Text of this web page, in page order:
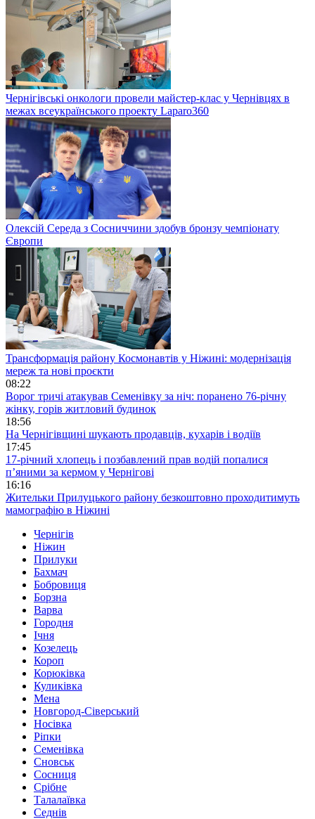
Чернігівські онкологи провели майстер-клас у Чернівцях в
межах всеукраїнського проекту Laparo360
Олексій Середа з Сосниччини здобув бронзу чемпіонату
Європи
Трансформація району Космонавтів у Ніжині: модернізація
мереж та нові проєкти
08:22
Ворог тричі атакував Семенівку за ніч: поранено 76-річну
жінку, горів житловий будинок
18:56
На Чернігівщині шукають продавців, кухарів і водіїв
17:45
17-річний хлопець і позбавлений прав водій попалися
п’яними за кермом у Чернігові
16:16
Жительки Прилуцького району безкоштовно проходитимуть
мамографію в Ніжині
Чернігів
Ніжин
Прилуки
Бахмач
Бобровиця
Борзна
Варва
Городня
Ічня
Козелець
Короп
Корюківка
Куликівка
Мена
Новгород-Сіверський
Носівка
Ріпки
Семенівка
Сновськ
Сосниця
Срібне
Талалаївка
Седнів